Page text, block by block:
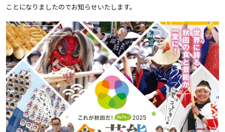
ことになりましたのでお知らせいたします。